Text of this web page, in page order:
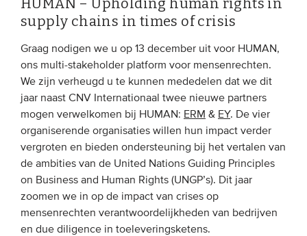
Van de VBDO
Van leden & partners
MEDIA
Webinars
Podcasts
Video’s
supply chains in times of crisis
Graag nodigen we u op 13 december uit voor HUMAN,
ons multi-stakeholder platform voor mensenrechten.
We zijn verheugd u te kunnen mededelen dat we dit
jaar naast CNV Internationaal twee nieuwe partners
mogen verwelkomen bij HUMAN: ERM & EY. De vier
organiserende organisaties willen hun impact verder
vergroten en bieden ondersteuning bij het vertalen van
de ambities van de United Nations Guiding Principles
on Business and Human Rights (UNGP’s). Dit jaar
zoomen we in op de impact van crises op
mensenrechten verantwoordelijkheden van bedrijven
en due diligence in toeleveringsketens.